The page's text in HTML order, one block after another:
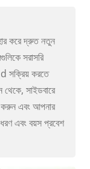
করে দ্রুত নতুন
সরাসরি
সক্রিয় করতে
সাইডবারে
এবং আপনার
এবং বয়স প্রবেশ